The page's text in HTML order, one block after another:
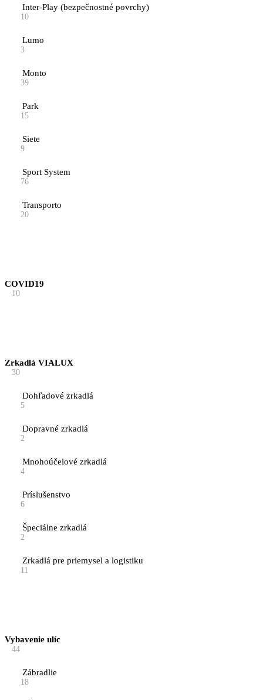
Inter-Play (bezpečnostné povrchy)
10
Lumo
3
Monto
39
Park
15
Siete
9
Sport System
76
Transporto
20
COVID19
10
Zrkadlá VIALUX
30
Dohľadové zrkadlá
5
Dopravné zrkadlá
2
Mnohoúčelové zrkadlá
4
Príslušenstvo
6
Špeciálne zrkadlá
2
Zrkadlá pre priemysel a logistiku
11
Vybavenie ulíc
44
Zábradlie
18